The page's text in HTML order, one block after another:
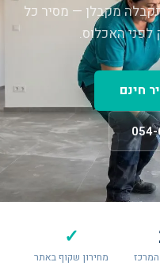
מקבלן — מסיר כל
לפני האכלוס.
חינם
✓
מחירון שקוף באתר